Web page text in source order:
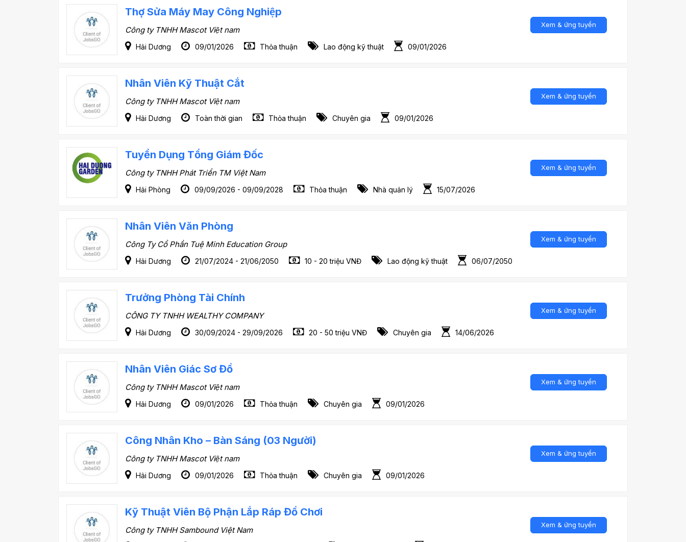
Thợ Sửa Máy May Công Nghiệp
Công ty TNHH Mascot Việt nam
Hải Dương 09/01/2026 Thỏa thuận Lao động kỹ thuật 09/01/2026
Xem & ứng tuyển
Nhân Viên Kỹ Thuật Cắt
Công ty TNHH Mascot Việt nam
Hải Dương Toàn thời gian Thỏa thuận Chuyên gia 09/01/2026
Xem & ứng tuyển
Tuyển Dụng Tổng Giám Đốc
Công ty TNHH Phát Triển TM Việt Nam
Hải Phòng 09/09/2026 - 09/09/2028 Thỏa thuận Nhà quản lý 15/07/2026
Xem & ứng tuyển
Nhân Viên Văn Phòng
Công Ty Cổ Phần Tuệ Minh Education Group
Hải Dương 21/07/2024 - 21/06/2050 10 - 20 triệu VNĐ Lao động kỹ thuật 06/07/2050
Xem & ứng tuyển
Trưởng Phòng Tài Chính
CÔNG TY TNHH WEALTHY COMPANY
Hải Dương 30/09/2024 - 29/09/2026 20 - 50 triệu VNĐ Chuyên gia 14/06/2026
Xem & ứng tuyển
Nhân Viên Giác Sơ Đồ
Công ty TNHH Mascot Việt nam
Hải Dương 09/01/2026 Thỏa thuận Chuyên gia 09/01/2026
Xem & ứng tuyển
Công Nhân Kho – Bàn Sáng (03 Người)
Công ty TNHH Mascot Việt nam
Hải Dương 09/01/2026 Thỏa thuận Chuyên gia 09/01/2026
Xem & ứng tuyển
Kỹ Thuật Viên Bộ Phận Lắp Ráp Đồ Chơi
Công ty TNHH Sambound Việt Nam
Xem & ứng tuyển